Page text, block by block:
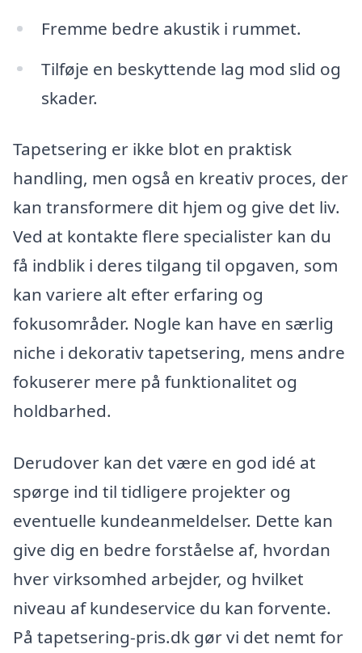
Fremme bedre akustik i rummet.
Tilføje en beskyttende lag mod slid og
skader.
Tapetsering er ikke blot en praktisk
handling, men også en kreativ proces, der
kan transformere dit hjem og give det liv.
Ved at kontakte flere specialister kan du
få indblik i deres tilgang til opgaven, som
kan variere alt efter erfaring og
fokusområder. Nogle kan have en særlig
niche i dekorativ tapetsering, mens andre
fokuserer mere på funktionalitet og
holdbarhed.
Derudover kan det være en god idé at
spørge ind til tidligere projekter og
eventuelle kundeanmeldelser. Dette kan
give dig en bedre forståelse af, hvordan
hver virksomhed arbejder, og hvilket
niveau af kundeservice du kan forvente.
På tapetsering-pris.dk gør vi det nemt for